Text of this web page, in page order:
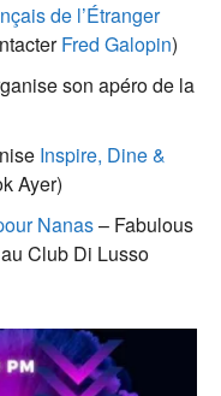
de l’Étranger
Fred Galopin)
son apéro de la
Inspire, Dine &
Ayer)
Nanas– Fabulous
au Club Di Lusso